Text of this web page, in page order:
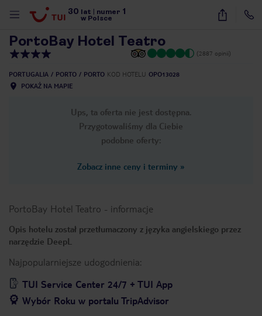
30 lat numer 1
w Polsce
19
PortoBay Hotel Teatro
(2887 opinii)
PORTUGALIA PORTO PORTO KOD HOTELU OPO13028
POKAŻ NA MAPIE
Ups, ta oferta nie jest dostępna.
Przygotowaliśmy dla Ciebie
podobne oferty:
Zobacz inne ceny i terminy »
PortoBay Hotel Teatro - informacje
Opis hotelu został przetłumaczony z języka angielskiego przez
narzędzie DeepL
Najpopularniejsze udogodnienia:
TUI Service Center 24/7 + TUI App
Wybór Roku w portalu TripAdvisor